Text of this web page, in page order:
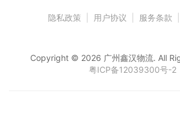
隐私政策 用户协议 服务条款
Copyright © 2026 广州鑫汉物流. All
粤ICP备12039300号-2